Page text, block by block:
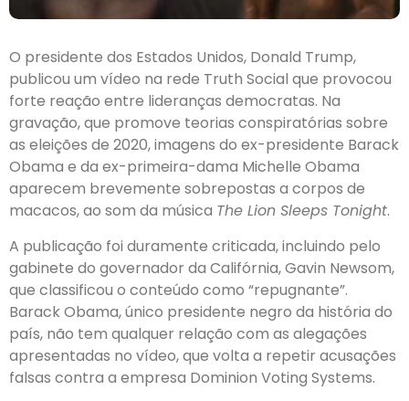
O presidente dos Estados Unidos, Donald Trump,
publicou um vídeo na rede Truth Social que provocou
forte reação entre lideranças democratas. Na
gravação, que promove teorias conspiratórias sobre
as eleições de 2020, imagens do ex-presidente Barack
Obama e da ex-primeira-dama Michelle Obama
aparecem brevemente sobrepostas a corpos de
macacos, ao som da música The Lion Sleeps Tonight.
A publicação foi duramente criticada, incluindo pelo
gabinete do governador da Califórnia, Gavin Newsom,
que classificou o conteúdo como “repugnante”.
Barack Obama, único presidente negro da história do
país, não tem qualquer relação com as alegações
apresentadas no vídeo, que volta a repetir acusações
falsas contra a empresa Dominion Voting Systems.